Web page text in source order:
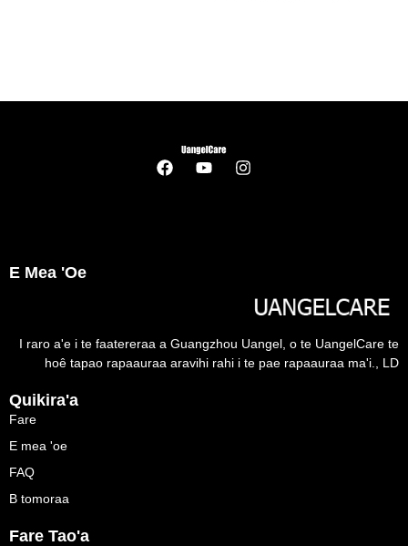
E Mea 'oe
I raro a'e i te faatereraa a Guangzhou Uangel, o te UangelCare te
hoê tapao rapaauraa aravihi rahi i te pae rapaauraa ma'i., LD
Quikira'a
Fare
E mea 'oe
FAQ
B tomoraa
Fare Tao'a